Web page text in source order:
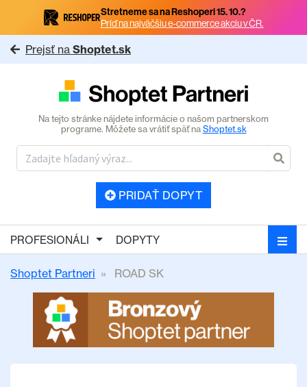
Stretneme sa na Reshoperi 15. 10.?
Príď na najväčšiu e-commerce akciu v ČR.
Prejsť na Shoptet.sk
Na tejto stránke nájdete informácie o našom partnerskom
programe. Môžete sa vrátiť späť naShoptet.sk
PRIDAŤ DOPYT
PROFESIONÁLI DOPYTY
Shoptet Partneri ROAD SK